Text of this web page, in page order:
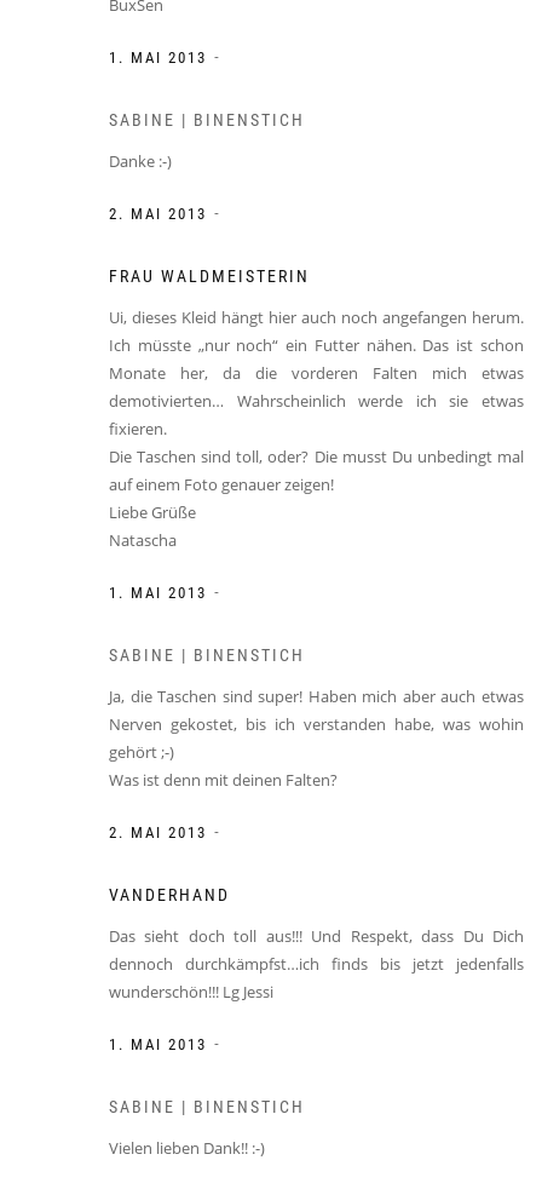
1. MAI 2013 -
SABINE | BINENSTICH
Danke :-)
2. MAI 2013 -
FRAU WALDMEISTERIN
Ui, dieses Kleid hängt hier auch noch angefangen herum.
Ich müsste „nur noch“ ein Futter nähen. Das ist schon
Monate her, da die vorderen Falten mich etwas
demotivierten… Wahrscheinlich werde ich sie etwas
fixieren.
Die Taschen sind toll, oder? Die musst Du unbedingt mal
auf einem Foto genauer zeigen!
Liebe Grüße
Natascha
1. MAI 2013 -
SABINE | BINENSTICH
Ja, die Taschen sind super! Haben mich aber auch etwas
Nerven gekostet, bis ich verstanden habe, was wohin
gehört ;-)
Was ist denn mit deinen Falten?
2. MAI 2013 -
VANDERHAND
Das sieht doch toll aus!!! Und Respekt, dass Du Dich
dennoch durchkämpfst…ich finds bis jetzt jedenfalls
wunderschön!!! Lg Jessi
1. MAI 2013 -
SABINE | BINENSTICH
Vielen lieben Dank!! :-)